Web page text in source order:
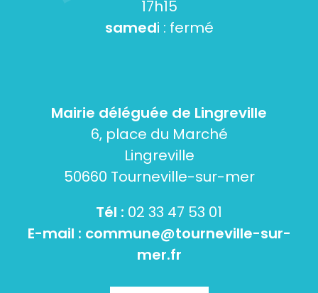
17h15
samedi : fermé
Mairie déléguée de Lingreville
6, place du Marché
Lingreville
50660 Tourneville-sur-mer
Tél : 02 33 47 53 01
E-mail : commune@tourneville-sur-
mer.fr